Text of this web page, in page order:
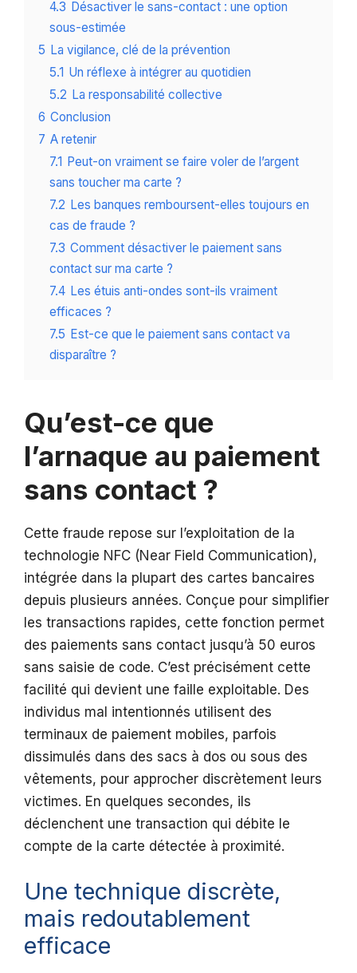
4.3 Désactiver le sans-contact : une option
sous-estimée
5 La vigilance, clé de la prévention
5.1 Un réflexe à intégrer au quotidien
5.2 La responsabilité collective
6 Conclusion
7 A retenir
7.1 Peut-on vraiment se faire voler de l’argent
sans toucher ma carte ?
7.2 Les banques remboursent-elles toujours en
cas de fraude ?
7.3 Comment désactiver le paiement sans
contact sur ma carte ?
7.4 Les étuis anti-ondes sont-ils vraiment
efficaces ?
7.5 Est-ce que le paiement sans contact va
disparaître ?
Qu’est-ce que
l’arnaque au paiement
sans contact ?
Cette fraude repose sur l’exploitation de la
technologie NFC (Near Field Communication),
intégrée dans la plupart des cartes bancaires
depuis plusieurs années. Conçue pour simplifier
les transactions rapides, cette fonction permet
des paiements sans contact jusqu’à 50 euros
sans saisie de code. C’est précisément cette
facilité qui devient une faille exploitable. Des
individus mal intentionnés utilisent des
terminaux de paiement mobiles, parfois
dissimulés dans des sacs à dos ou sous des
vêtements, pour approcher discrètement leurs
victimes. En quelques secondes, ils
déclenchent une transaction qui débite le
compte de la carte détectée à proximité.
Une technique discrète,
mais redoutablement
efficace